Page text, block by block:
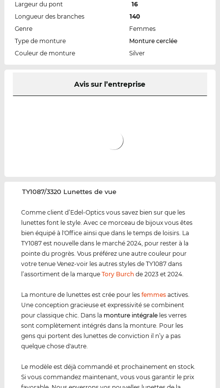
Largeur du pont
16
Longueur des branches
140
Genre
Femmes
Type de monture
Monture cerclée
Couleur de monture
Silver
Avis sur l’entreprise
‌TY1087/3320 Lunettes de vue
Comme client d’Edel-Optics vous savez bien sur que les
lunettes font le style. Avec ce morceau de bijoux vous êtes
bien équipé à l'Office ainsi que dans le temps de loisirs. La
TY1087 est nouvelle dans le marché 2024, pour rester à la
pointe du progrès. Vous préférez une autre couleur pour
votre tenue Venez-voir les autres styles de TY1087 dans
l’assortiment de la marqueTory Burch de 2023 et 2024.
La monture de lunettes est crée pour lesfemmes actives.
Une conception gracieuse et expressivité se combinent
pour classique chic. Dans la monture intégrale les verres
sont complètement intégrés dans la monture. Pour les
gens qui portent des lunettes de conviction il n’y a pas
quelque chose d'autre.
Le modèle est déjà commandé et prochainement en stock.
Si vous commandez maintenant, vous vous garantir le prix